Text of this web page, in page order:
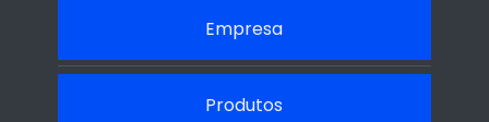
Empresa
Produtos